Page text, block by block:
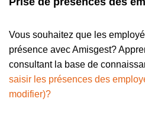
Vous souhaitez que les
présence avec Amisgest?
consultant la base de
saisir les présences des
modifier)?